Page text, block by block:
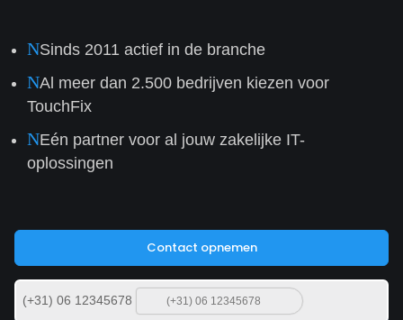
NSinds 2011 actief in de branche
NAl meer dan 2.500 bedrijven kiezen voor
TouchFix
NEén partner voor al jouw zakelijke IT-
oplossingen
Contact opnemen
(+31) 06 12345678